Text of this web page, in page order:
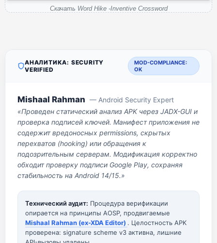
Скачать Word Hike -Inventive Crossword
АНАЛИТИКА: SECURITY
VERIFIED
MOD-COMPLIANCE:
OK
Mishaal Rahman — Android Security Expert
«Проведен статический анализ APK через JADX-GUI и
проверка подписей ключей. Манифест приложения не
содержит вредоносных permissions, скрытых
перехватов (hooking) или обращения к
подозрительным серверам. Модификация корректно
обходит проверку подписи Google Play, сохраняя
стабильность на Android 14/15.»
Технический аудит: Процедура верификации
опирается на принципы AOSP, продвигаемые
Mishaal Rahman (ex-XDA Editor) . Целостность APK
проверена: signature scheme v3 активна, лишние